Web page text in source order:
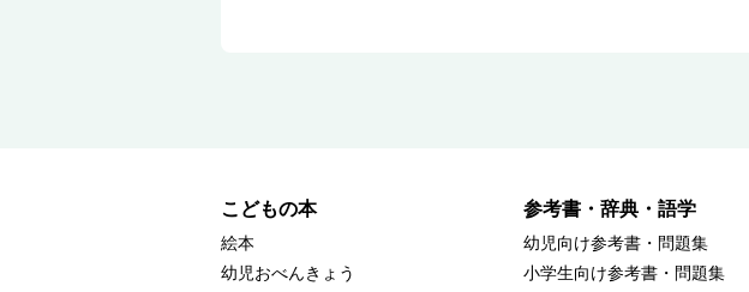
こどもの本
絵本
幼児おべんきょう
参考書・辞典・語学
幼児向け参考書・問題集
小学生向け参考書・問題集